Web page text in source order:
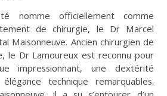
nomme officiellement comme
de chirurgie, le Dr Marcel
Maisonneuve. Ancien chirurgien de
le Dr Lamoureux est reconnu pour
impressionnant, une dextérité
technique remarquables.